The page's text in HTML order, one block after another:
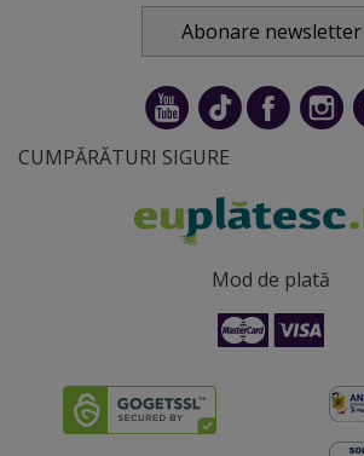
Abonare newsletter
CUMPĂRĂTURI SIGURE
Mod de plată